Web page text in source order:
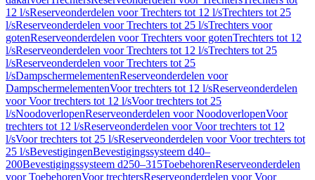
12 l/sReserveonderdelen voor Trechters tot 12 l/sTrechters tot 25
l/sReserveonderdelen voor Trechters tot 25 l/sTrechters voor
gotenReserveonderdelen voor Trechters voor gotenTrechters tot 12
l/sReserveonderdelen voor Trechters tot 12 l/sTrechters tot 25
l/sReserveonderdelen voor Trechters tot 25
l/sDampschermelementenReserveonderdelen voor
DampschermelementenVoor trechters tot 12 l/sReserveonderdelen
voor Voor trechters tot 12 l/sVoor trechters tot 25
l/sNoodoverlopenReserveonderdelen voor NoodoverlopenVoor
trechters tot 12 l/sReserveonderdelen voor Voor trechters tot 12
l/sVoor trechters tot 25 l/sReserveonderdelen voor Voor trechters tot
25 l/sBevestigingenBevestigingssysteem d40–
200Bevestigingssysteem d250–315ToebehorenReserveonderdelen
voor ToebehorenVoor trechtersReserveonderdelen voor Voor